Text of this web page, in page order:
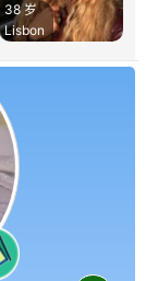
38 岁
Lisbon